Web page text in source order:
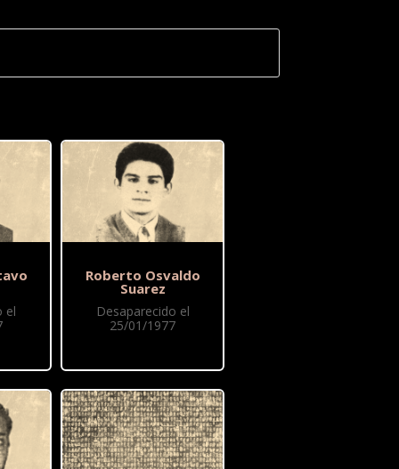
el
Roberto Osvaldo
Suarez
Desaparecido el
25/01/1977